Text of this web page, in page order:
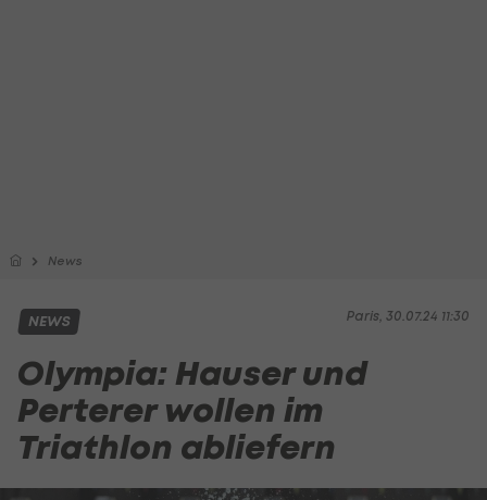
News
Paris, 30.07.24 11:30
NEWS
Olympia: Hauser und
Perterer wollen im
Triathlon abliefern